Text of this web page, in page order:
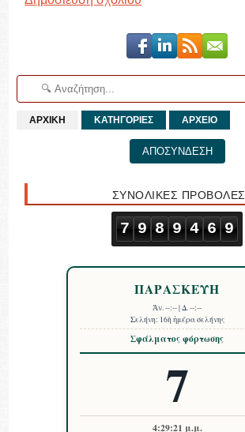
ΑΡΧΙΚΗ ΚΑΤΗΓΟΡΙΕΣ ΑΡΧΕΙΟ
ΑΠΟΣΥΝΔΕΣΗ
ΣΥΝΟΛΙΚΕΣ ΠΡΟΒΟΛΕΣ
7 9 8 9 4 6 9
ΠΑΡΑΣΚΕΥΗ
Ἀν.--:--| Δ.--:--
Σελήνη: 16ὴ ἡμέρα σελήνης
Σφάλματος φόρτωσης
7
4:29:22 μ.μ.